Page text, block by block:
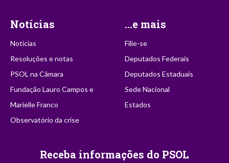
Notícias
Notícias
Resoluções e notas
PSOL na Câmara
Fundação Lauro Campos e
Marielle Franco
Observatório da crise
...e mais
Filie-se
Deputados Federais
Deputados Estaduais
Sede Nacional
Estados
Receba informações do PSOL